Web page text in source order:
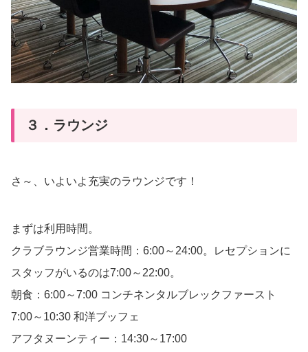
３．ラウンジ
さ～、いよいよ充実のラウンジです！
まずは利用時間。
クラブラウンジ営業時間：6:00～24:00。レセプションに
スタッフがいるのは7:00～22:00。
朝食：6:00～7:00 コンチネンタルブレックファースト
7:00～10:30 和洋ブッフェ
アフタヌーンティー：14:30～17:00